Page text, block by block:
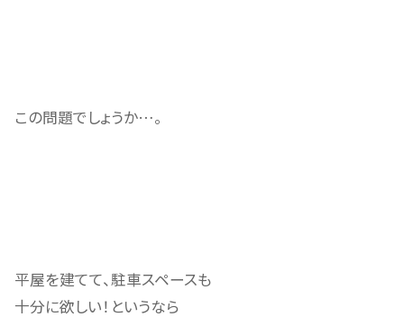
この問題でしょうか…。
平屋を建てて、駐車スペースも
十分に欲しい！というなら